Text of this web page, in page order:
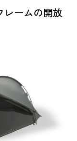
ームの開放